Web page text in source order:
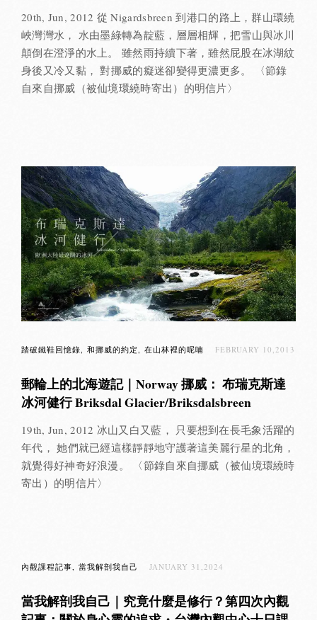
20th, Jun, 2012 從 Nigardsbreen 到港口的路上，群山環繞
峽灣灣水， 水由墨綠轉為靛藍，層層相輝，把雪山與冰川
顛倒在澄淨的水上。 雖然雨持續下著，雖然屁股在冰湖紋
身後又冷又黏， 對挪威的癡迷卻變得更濃更多。 〈節錄
自來自挪威（被仙境環繞時寄出）的明信片〉
踏破鐵鞋回憶錄 和挪威的約定 在山林裡的呢喃 FEBRUARY 10,2013
郵輪上的北海遊記｜Norway 挪威： 布瑞克斯達
冰河健行 Briksdal Glacier/Briksdalsbreen
19th, Jun, 2012 冰山又白又藍， 只要想到在長毛象活躍的
年代， 她們就已經這樣靜靜地守護著這美麗行星的北角，
就覺得好神奇好浪漫。 〈節錄自來自挪威（被仙境環繞時
寄出）的明信片〉
內觀課程記事 當我解剖我自己 JANUARY 31,2024
當我解剖我自己｜究竟什麼是修行？第四次內觀